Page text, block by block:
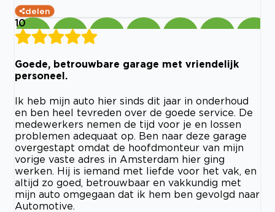
delen
10
Goede, betrouwbare garage met vriendelijk
personeel.
Ik heb mijn auto hier sinds dit jaar in onderhoud
en ben heel tevreden over de goede service. De
medewerkers nemen de tijd voor je en lossen
problemen adequaat op. Ben naar deze garage
overgestapt omdat de hoofdmonteur van mijn
vorige vaste adres in Amsterdam hier ging
werken. Hij is iemand met liefde voor het vak, en
altijd zo goed, betrouwbaar en vakkundig met
mijn auto omgegaan dat ik hem ben gevolgd naar
Automotive.